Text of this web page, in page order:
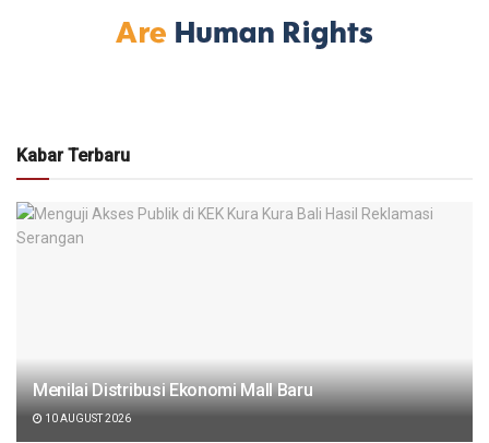
Kabar Terbaru
Menilai Distribusi Ekonomi Mall Baru
10 AUGUST 2026